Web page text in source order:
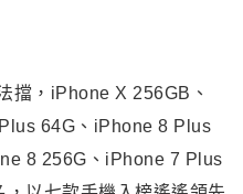
擋，iPhone X 256GB、
64G、iPhone 8 Plus
8 256G、iPhone 7 Plus